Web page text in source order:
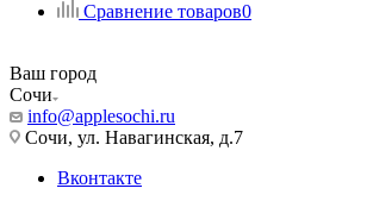
Сравнение товаров0
Ваш город
Сочи
info@applesochi.ru
Сочи, ул. Навагинская, д.7
Вконтакте